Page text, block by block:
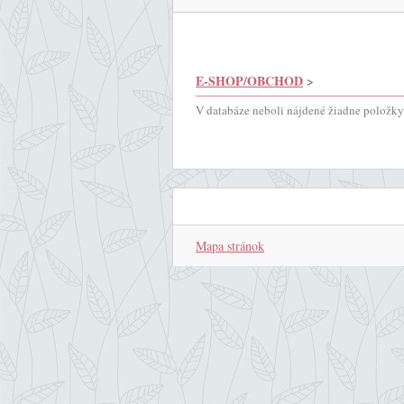
E-SHOP/OBCHOD >
V databáze neboli nájdené žiadne
Mapa stránok